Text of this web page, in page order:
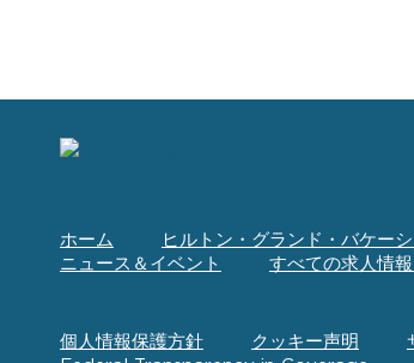
ホーム ヒルトン・グランド・バケー
ニュース＆イベント
すべての求人情
個人情報保護方針 クッキー声明